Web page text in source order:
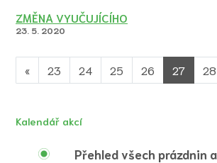
ZMĚNA VYUČUJÍCÍHO
23. 5. 2020
« 23 24 25 26 27 28
Kalendář akcí
Přehled všech prázdnin